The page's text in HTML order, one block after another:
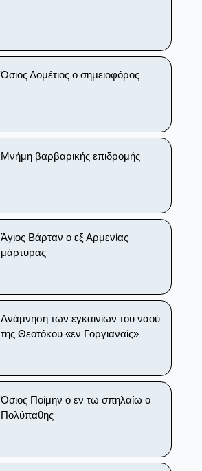
Όσιος Δομέτιος ο σημειοφόρος
Μνήμη βαρβαρικής επιδρομής
Άγιος Βάρταν ο εξ Αρμενίας
μάρτυρας
Ανάμνηση των εγκαινίων του ναού
της Θεοτόκου «εν Γοργιαναίς»
Όσιος Ποίμην ο εν τω σπηλαίω ο
Πολύπαθης